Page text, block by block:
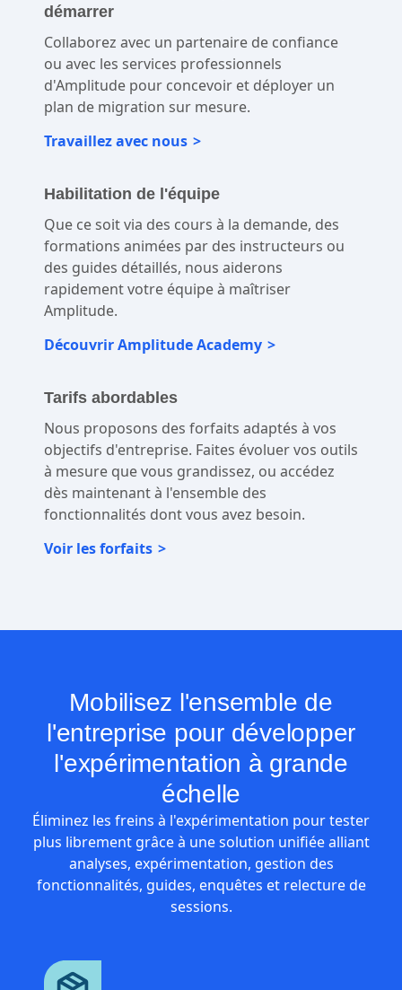
démarrer
Collaborez avec un partenaire de confiance
ou avec les services professionnels
d'Amplitude pour concevoir et déployer un
plan de migration sur mesure.
Travaillez avec nous
Habilitation de l'équipe
Que ce soit via des cours à la demande, des
formations animées par des instructeurs ou
des guides détaillés, nous aiderons
rapidement votre équipe à maîtriser
Amplitude.
Découvrir Amplitude Academy
Tarifs abordables
Nous proposons des forfaits adaptés à vos
objectifs d'entreprise. Faites évoluer vos outils
à mesure que vous grandissez, ou accédez
dès maintenant à l'ensemble des
fonctionnalités dont vous avez besoin.
Voir les forfaits
Mobilisez l'ensemble de
l'entreprise pour développer
l'expérimentation à grande
échelle
Éliminez les freins à l'expérimentation pour tester
plus librement grâce à une solution unifiée alliant
analyses, expérimentation, gestion des
fonctionnalités, guides, enquêtes et relecture de
sessions.